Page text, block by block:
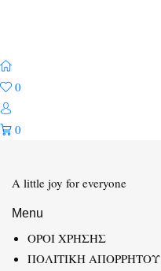
0
0
A little joy for everyone
Menu
ΟΡΟΙ ΧΡΗΣΗΣ
ΠΟΛΙΤΙΚΗ ΑΠΟΡΡΗΤΟΥ